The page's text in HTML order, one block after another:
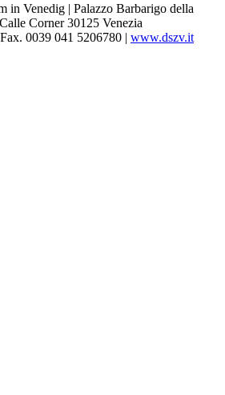
in Venedig | Palazzo Barbarigo della
Corner 30125 Venezia
0039 041 5206780 | www.dszv.it